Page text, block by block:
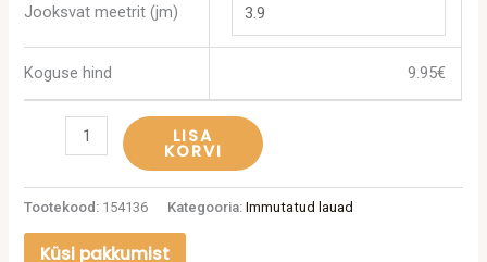
Jooksvat meetrit (jm)
Koguse hind 9.95€
LISA
KORVI
Tootekood: 154136 Kategooria:Immutatud lauad
Küsi pakkumist